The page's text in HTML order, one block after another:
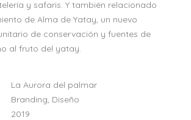
y safaris. Y también relacionado
de Alma de Yatay, un nuevo
de conservación y fuentes de
al fruto del yatay.
La Aurora del palmar
Branding, Diseño
2019